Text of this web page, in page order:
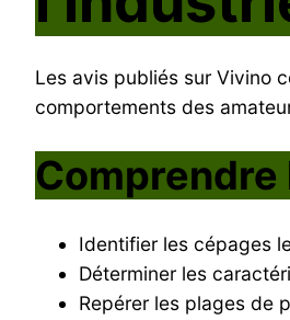
Les avis publiés sur Vivino
comportements des
Identifier les cépages
Déterminer les
Repérer les plages de